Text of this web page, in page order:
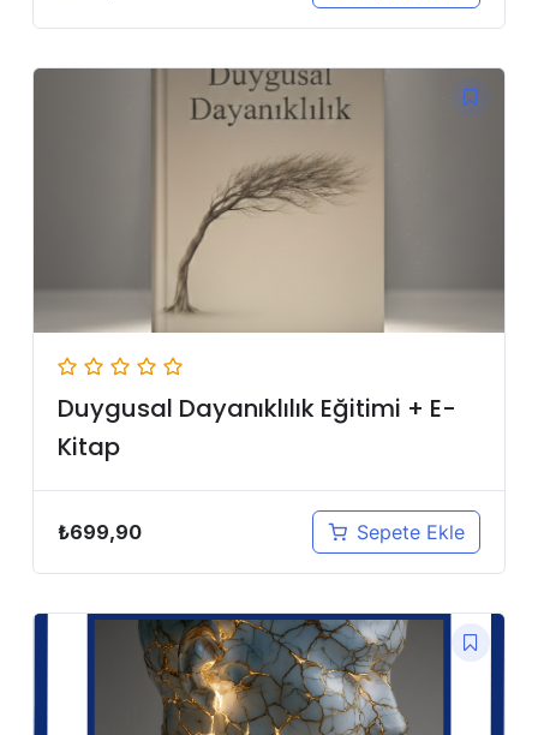
Duygusal Dayanıklılık Eğitimi + E-
Kitap
₺699,90 Sepete Ekle